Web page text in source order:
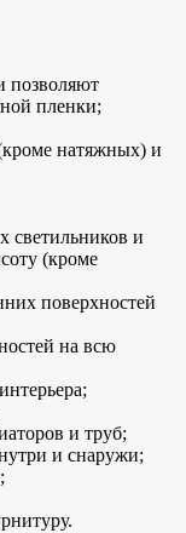
позволяют
пленки;
натяжных) и
светильников и
(кроме
поверхностей
на всю
и труб;
и снаружи;